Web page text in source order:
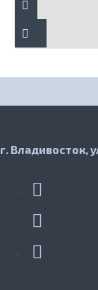
г. Владивосток,